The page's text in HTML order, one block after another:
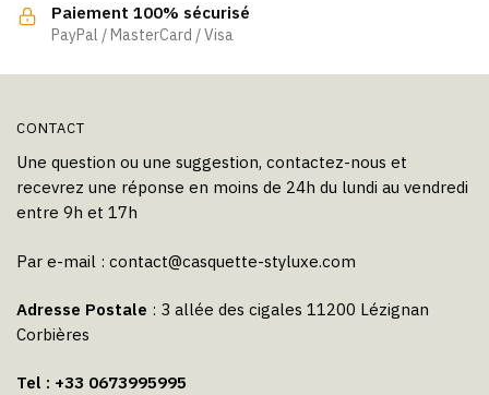
Paiement 100% sécurisé
PayPal / MasterCard / Visa
CONTACT
Une question ou une suggestion, contactez-nous et
recevrez une réponse en moins de 24h du lundi au vendredi
entre 9h et 17h
Par e-mail : contact@casquette-styluxe.com
Adresse Postale : 3 allée des cigales 11200 Lézignan
Corbières
Tel : +33 0673995995